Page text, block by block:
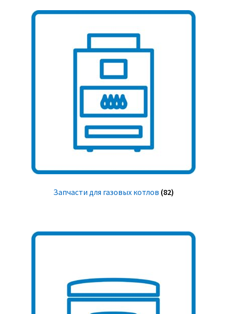
Запчасти для газовых котлов (82)